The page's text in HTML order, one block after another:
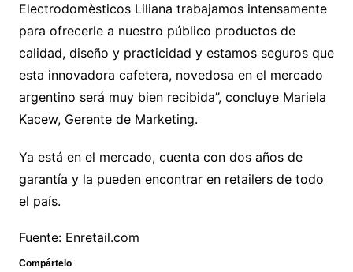
Electrodomèsticos Liliana trabajamos intensamente
para ofrecerle a nuestro público productos de
calidad, diseño y practicidad y estamos seguros que
esta innovadora cafetera, novedosa en el mercado
argentino será muy bien recibida’’, concluye Mariela
Kacew, Gerente de Marketing.
Ya está en el mercado, cuenta con dos años de
garantía y la pueden encontrar en retailers de todo
el país.
Fuente: Enretail.com
Compártelo